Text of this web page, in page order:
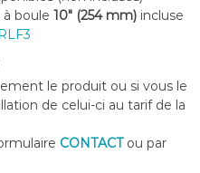
boule 10″ (254 mm)incluse
le produit ou si vous le
de celui-ci au tarif de la
CONTACT ou par